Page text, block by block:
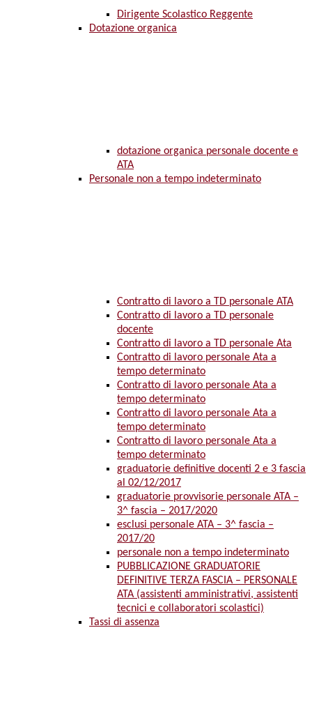
Dirigente Scolastico Reggente
Dotazione organica
dotazione organica personale docente e
ATA
Personale non a tempo indeterminato
Contratto di lavoro a TD personale ATA
Contratto di lavoro a TD personale
docente
Contratto di lavoro a TD personale Ata
Contratto di lavoro personale Ata a
tempo determinato
Contratto di lavoro personale Ata a
tempo determinato
Contratto di lavoro personale Ata a
tempo determinato
Contratto di lavoro personale Ata a
tempo determinato
graduatorie definitive docenti 2 e 3 fascia
al 02/12/2017
graduatorie provvisorie personale ATA –
3^ fascia – 2017/2020
esclusi personale ATA – 3^ fascia –
2017/20
personale non a tempo indeterminato
PUBBLICAZIONE GRADUATORIE
DEFINITIVE TERZA FASCIA – PERSONALE
ATA (assistenti amministrativi, assistenti
tecnici e collaboratori scolastici)
Tassi di assenza